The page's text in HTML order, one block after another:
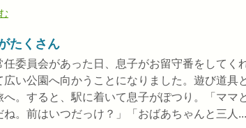
たくさん
任委員会があった日、息子がお留守番をしてく
広い公園へ向かうことになりました。遊び道具
へ。すると、駅に着いて息子がぽつり。「ママ
ね。前はいつだっけ？」「おばあちゃんと三人...